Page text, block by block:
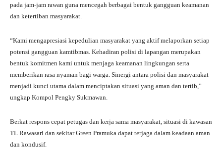
pada jam-jam rawan guna mencegah berbagai bentuk gangguan keamanan
dan ketertiban masyarakat.
“Kami mengapresiasi kepedulian masyarakat yang aktif melaporkan setiap
potensi gangguan kamtibmas. Kehadiran polisi di lapangan merupakan
bentuk komitmen kami untuk menjaga keamanan lingkungan serta
memberikan rasa nyaman bagi warga. Sinergi antara polisi dan masyarakat
menjadi kunci utama dalam menciptakan situasi yang aman dan tertib,”
ungkap Kompol Pengky Sukmawan.
Berkat respons cepat petugas dan kerja sama masyarakat, situasi di kawasan
TL Rawasari dan sekitar Green Pramuka dapat terjaga dalam keadaan aman
dan kondusif.